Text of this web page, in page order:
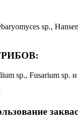
sp.,
sp., Fusarium sp.